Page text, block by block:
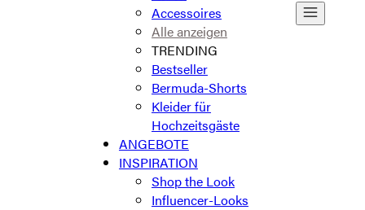
Accessoires
Alle anzeigen
TRENDING
Bestseller
Bermuda-Shorts
Kleider für
Hochzeitsgäste
ANGEBOTE
INSPIRATION
Shop the Look
Influencer-Looks